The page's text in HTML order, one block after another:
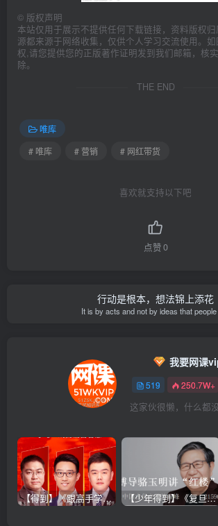
© 版权声明
本站仅用于展示不提供任何下载链接，资料版权
源都来源于网络收集，仅供个人学习交流使用。
权,请您提供您的正版著作证明发到我们邮箱，核
除。
THE END
唯库
# 唯库
# 营销 # 网红带货
喜欢就支持以下吧
点赞0
行动是根本，想法锦上添花
It is by acts and not by ideas that
我要网课
519 250.7W+
这家伙很懒，什么都
【得到】《跟高手学销售系列课》 【少年得到】《复旦博导骆玉明讲“红楼”》